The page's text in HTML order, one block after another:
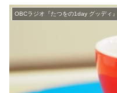
OBCラジオ『たつをの1day グッディ』